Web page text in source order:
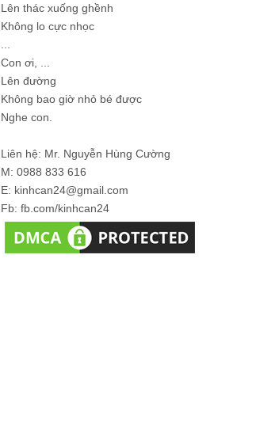
Lên thác xuống ghềnh
Không lo cực nhọc
Con ơi, ...
Lên đường
Không bao giờ nhỏ bé được
Nghe con.
Liên hệ: Mr. Nguyễn Hùng Cường
M: 0988 833 616
E: kinhcan24@gmail.com
Fb: fb.com/kinhcan24